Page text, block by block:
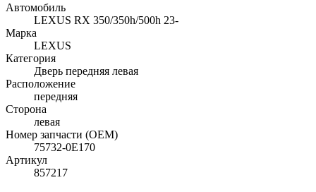
Автомобиль
LEXUS RX 350/350h/500h 23-
Марка
LEXUS
Категория
Дверь передняя левая
Расположение
передняя
Сторона
левая
Номер запчасти (OEM)
75732-0E170
Артикул
857217